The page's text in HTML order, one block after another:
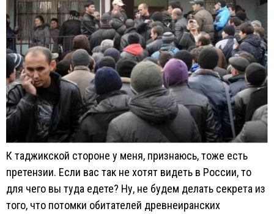
К таджикской стороне у меня, признаюсь, тоже есть
претензии. Если вас так не хотят видеть в России, то
для чего вы туда едете? Ну, не будем делать секрета из
того, что потомки обитателей древнеиранских